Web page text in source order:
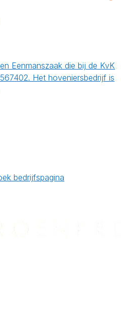
Eenmanszaak die bij de KvK
Het hoveniersbedrijf is
bedrijfspagina